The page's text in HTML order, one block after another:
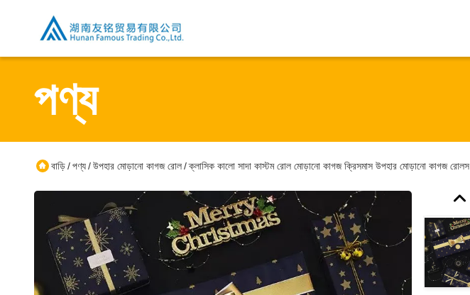
পণ্য
বাড়ি/পণ্য/উপহার মোড়ানো কাগজ রোল/ক্লাসিক কালো সাদা কাস্টম রোল মোড়ানো কাগজ ক্রিসমাস উপহার মোড়ানো কাগজ রোলস